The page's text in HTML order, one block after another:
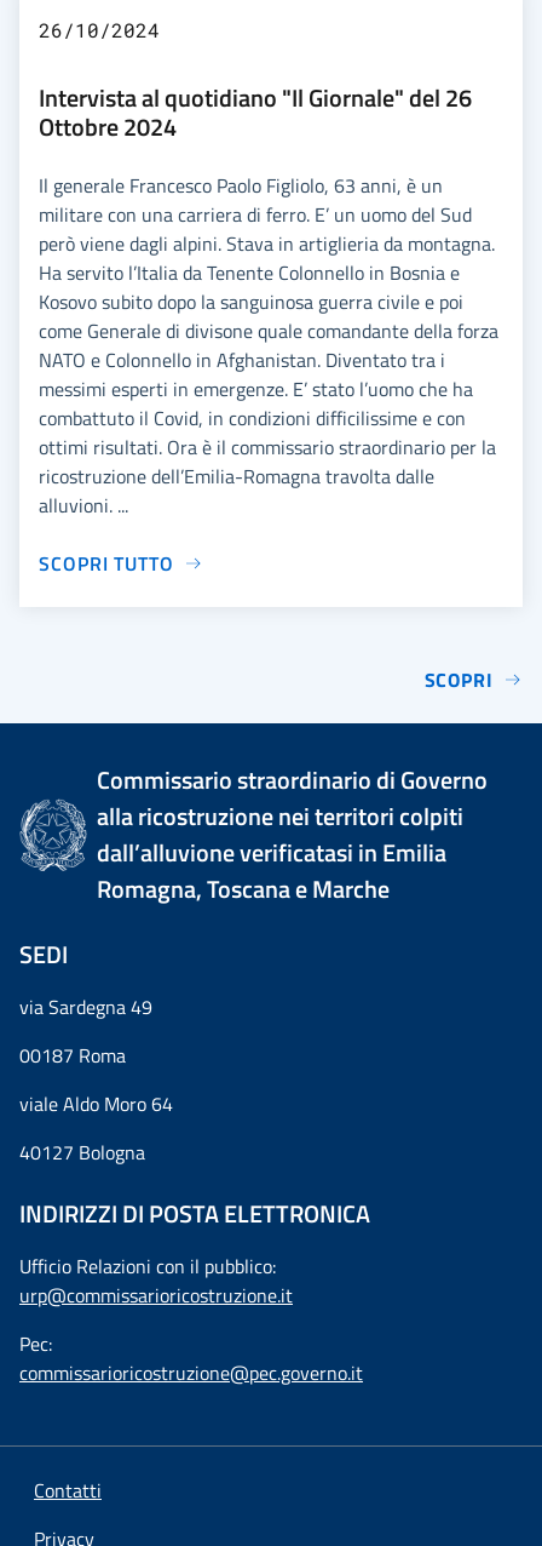
26/10/2024
Intervista al quotidiano "Il Giornale" del 26
Ottobre 2024
Il generale Francesco Paolo Figliolo, 63 anni, è un
militare con una carriera di ferro. E’ un uomo del Sud
però viene dagli alpini. Stava in artiglieria da montagna.
Ha servito l’Italia da Tenente Colonnello in Bosnia e
Kosovo subito dopo la sanguinosa guerra civile e poi
come Generale di divisone quale comandante della forza
NATO e Colonnello in Afghanistan. Diventato tra i
messimi esperti in emergenze. E’ stato l’uomo che ha
combattuto il Covid, in condizioni difficilissime e con
ottimi risultati. Ora è il commissario straordinario per la
ricostruzione dell’Emilia-Romagna travolta dalle
alluvioni. ...
SCOPRI TUTTO
SCOPRI
Commissario straordinario di Governo
alla ricostruzione nei territori colpiti
dall’alluvione verificatasi in Emilia
Romagna, Toscana e Marche
SEDI
via Sardegna 49
00187 Roma
viale Aldo Moro 64
40127 Bologna
INDIRIZZI DI POSTA ELETTRONICA
Ufficio Relazioni con il pubblico:
urp@commissarioricostruzione.it
Pec:
commissarioricostruzione@pec.governo.it
Contatti
Privacy